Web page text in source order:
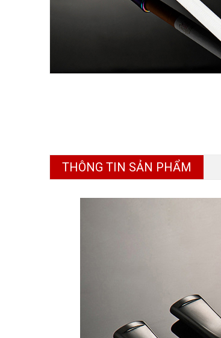
THÔNG TIN SẢN PHẨM